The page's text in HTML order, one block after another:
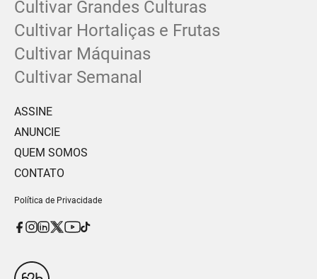
Cultivar Grandes Culturas
Cultivar Hortaliças e Frutas
Cultivar Máquinas
Cultivar Semanal
ASSINE
ANUNCIE
QUEM SOMOS
CONTATO
Política de Privacidade